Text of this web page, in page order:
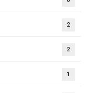
2
2
1